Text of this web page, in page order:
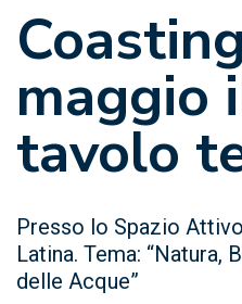
maggio
tavolo
Presso lo Spazio
Latina. Tema: “Natura,
delle Acque”